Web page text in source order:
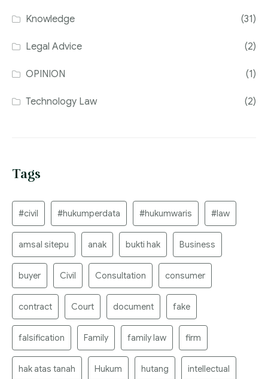
Knowledge (31)
Legal Advice (2)
OPINION (1)
Technology Law (2)
Tags
#civil #hukumperdata #hukumwaris #law
amsal sitepu anak bukti hak Business
buyer Civil Consultation consumer
contract Court document fake
falsification Family family law firm
hak atas tanah Hukum hutang intellectual